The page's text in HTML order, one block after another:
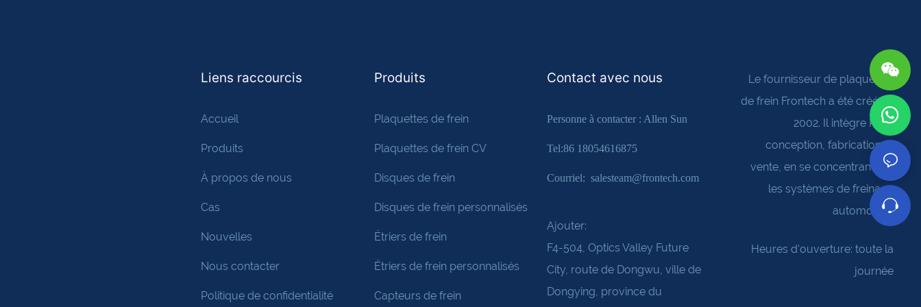
Liens raccourcis
Accueil
Produits
À propos de nous
Cas
Nouvelles
Nous contacter
Politique de confidentialité
Produits
Plaquettes de frein
Plaquettes de frein CV
Disques de frein
Disques de frein personnalisés
Étriers de frein
Étriers de frein personnalisés
Capteurs de frein
Contact avec nous
Personne à contacter : Allen Sun
Tel:86 18054616875
Courriel: salesteam@frontech.com
Ajouter:
F4-504, Optics Valley Future
City, route de Dongwu, ville de
Dongying, province du
Le fournisseur de plaquettes
de frein Frontech a été créé en
2002. Il intègre R&D,
conception, fabrication et
vente, en se concentrant sur
les systèmes de freinage
automobile
Heures d'ouverture: toute la
journée